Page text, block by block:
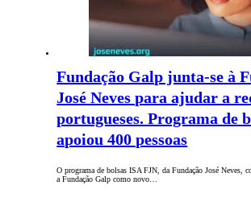
Fundação Galp junta-se à
José Neves para ajudar a
portugueses. Programa de
apoiou 400 pessoas
O programa de bolsas ISA FJN, da Fundação José Neves,
a Fundação Galp como novo…